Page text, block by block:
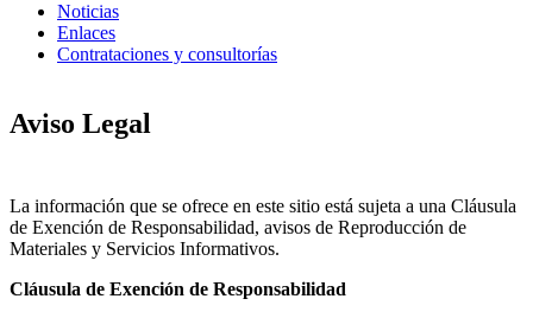
Noticias
Enlaces
Contrataciones y consultorías
Aviso Legal
La información que se ofrece en este sitio está sujeta a una Cláusula
de Exención de Responsabilidad, avisos de Reproducción de
Materiales y Servicios Informativos.
Cláusula de Exención de Responsabilidad